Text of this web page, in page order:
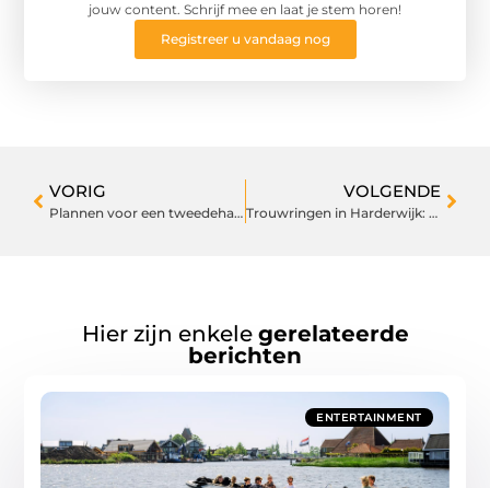
jouw content. Schrijf mee en laat je stem horen!
Registreer u vandaag nog
VORIG
Plannen voor een tweedehandse auto? Lees dan deze tips!
VOLGENDE
Trouwringen in Harderwijk: Hoe maakt u de juiste keuze?
Hier zijn enkele gerelateerde
berichten
ENTERTAINMENT